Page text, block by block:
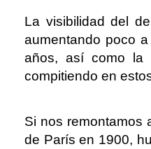
La visibilidad del
aumentando poco
años, así como la
compitiendo en
Si nos remontamos
de París en 1900,